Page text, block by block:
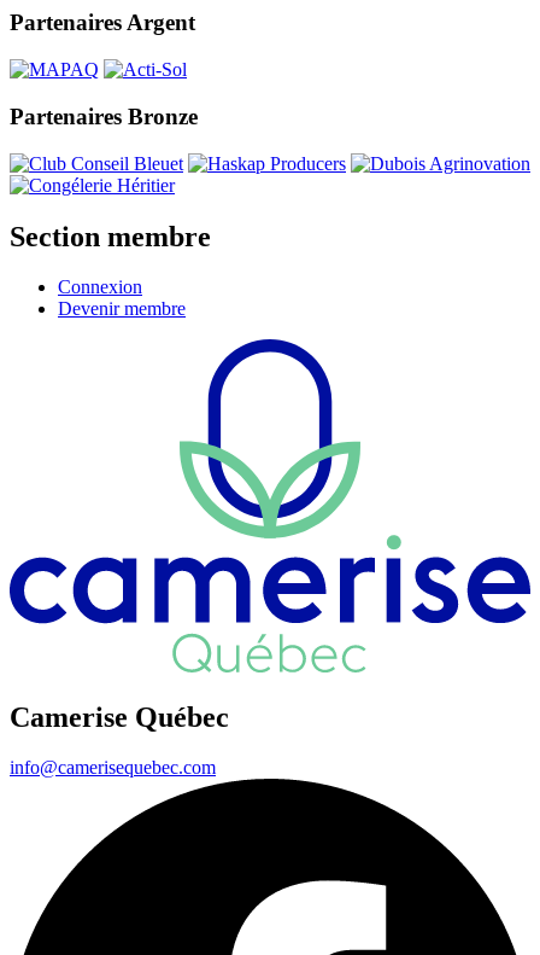
Partenaires Argent
Partenaires Bronze
Section membre
Connexion
Devenir membre
Camerise Québec
info@camerisequebec.com